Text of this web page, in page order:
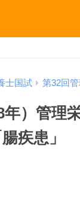
士国試 第32回
年）管理
疾患」